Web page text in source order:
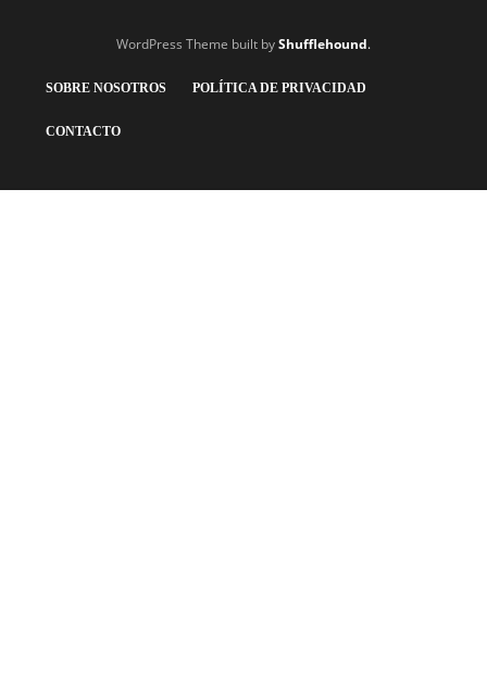
WordPress Theme built byShufflehound.
SOBRE NOSOTROS POLÍTICA DE PRIVACIDAD
CONTACTO